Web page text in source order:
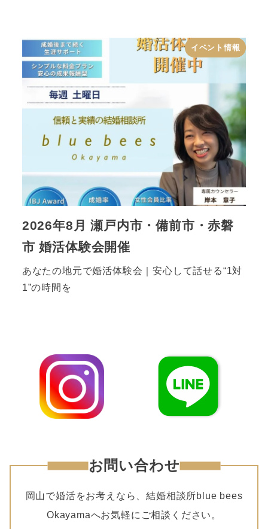
イベント情報
2026年8月 瀬戸内市・備前市・赤磐
市 婚活体験会開催
あなたの地元で婚活体験会｜安心して話せる“1対
1”の時間を
お問い合わせ
岡山で婚活をお考えなら、結婚相談所blue bees
Okayamaへお気軽にご相談ください。